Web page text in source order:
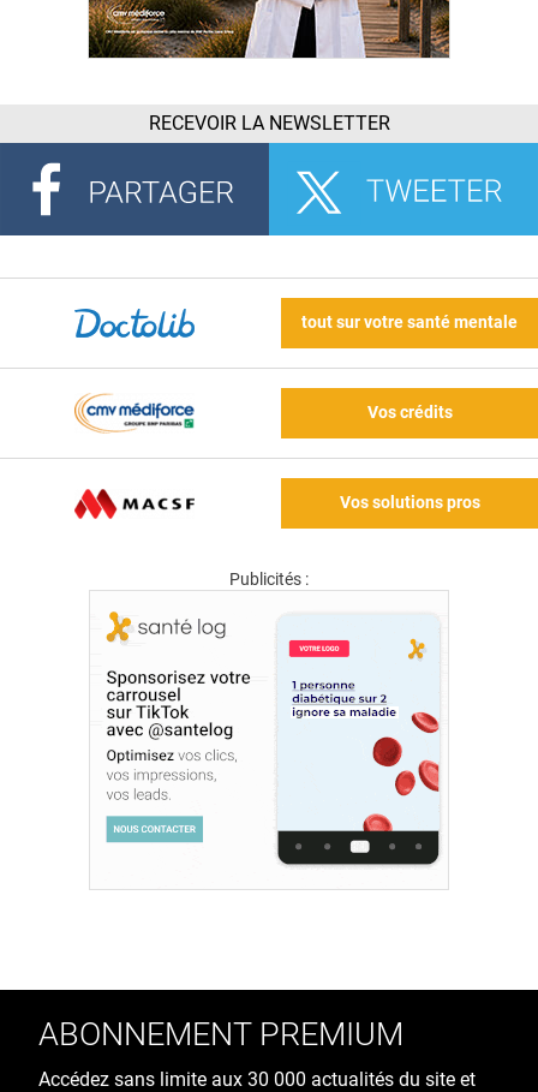
RECEVOIR LA NEWSLETTER
tout sur votre santé mentale
Vos crédits
Vos solutions pros
Publicités :
ABONNEMENT PREMIUM
Accédez sans limite aux 30 000 actualités du site et